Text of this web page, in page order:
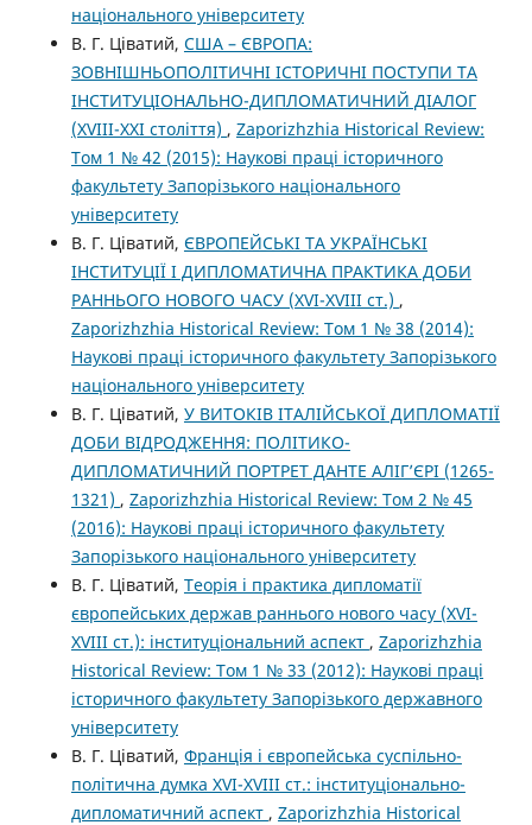
національного університету
В. Г. Ціватий, США – ЄВРОПА:
ЗОВНІШНЬОПОЛІТИЧНІ ІСТОРИЧНІ ПОСТУПИ ТА
ІНСТИТУЦІОНАЛЬНО-ДИПЛОМАТИЧНИЙ ДІАЛОГ
(XVIII-XXI століття) , Zaporizhzhia Historical Review:
Том 1 № 42 (2015): Наукові праці історичного
факультету Запорізького національного
університету
В. Г. Ціватий, ЄВРОПЕЙСЬКІ ТА УКРАЇНСЬКІ
ІНСТИТУЦІЇ І ДИПЛОМАТИЧНА ПРАКТИКА ДОБИ
РАННЬОГО НОВОГО ЧАСУ (ХVІ-ХVІІІ ст.) ,
Zaporizhzhia Historical Review: Том 1 № 38 (2014):
Наукові праці історичного факультету Запорізького
національного університету
В. Г. Ціватий, У ВИТОКІВ ІТАЛІЙСЬКОЇ ДИПЛОМАТІЇ
ДОБИ ВІДРОДЖЕННЯ: ПОЛІТИКО-
ДИПЛОМАТИЧНИЙ ПОРТРЕТ ДАНТЕ АЛІГ’ЄРІ (1265-
1321) , Zaporizhzhia Historical Review: Том 2 № 45
(2016): Наукові праці історичного факультету
Запорізького національного університету
В. Г. Ціватий, Теорія і практика дипломатії
європейських держав раннього нового часу (ХVІ-
ХVІІІ ст.): інституціональний аспект , Zaporizhzhia
Historical Review: Том 1 № 33 (2012): Наукові праці
історичного факультету Запорізького державного
університету
В. Г. Ціватий, Франція і європейська суспільно-
політична думка ХVІ-ХVІІІ ст.: інституціонально-
дипломатичний аспект , Zaporizhzhia Historical